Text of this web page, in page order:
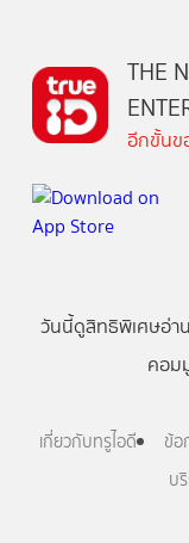
THE
อีกขั้นข
วันนี้ดูสิทธิพิเศษอ่าน
คอม
เกี่ยวกับทรูไอดี ข้อ
บ